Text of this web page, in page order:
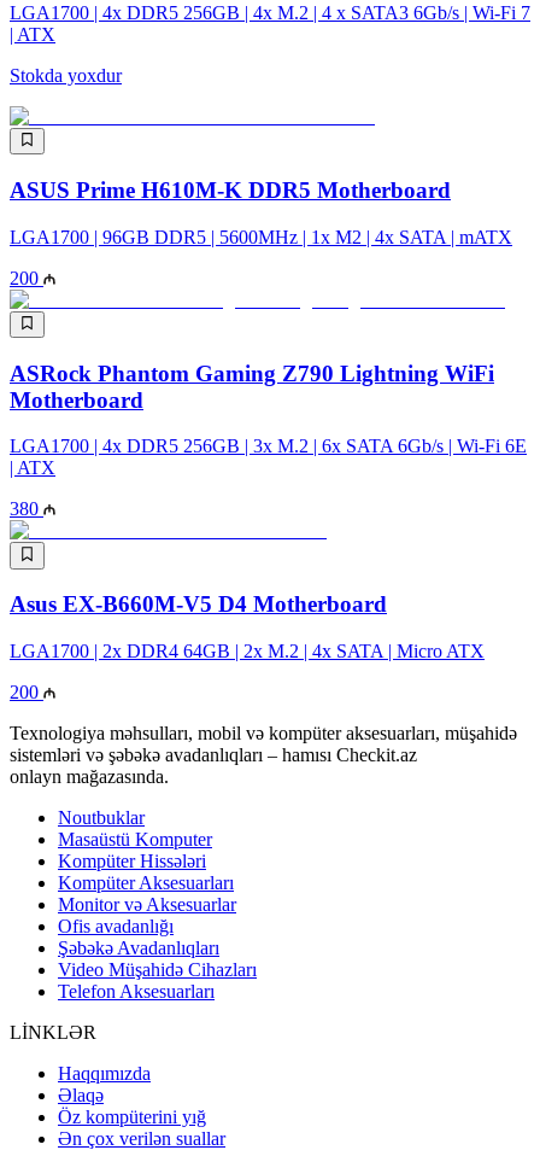
LGA1700 | 4x DDR5 256GB | 4x M.2 | 4 x SATA3 6Gb/s | Wi-Fi 7
| ATX
Stokda yoxdur
ASUS Prime H610M-K DDR5 Motherboard
LGA1700 | 96GB DDR5 | 5600MHz | 1x M2 | 4x SATA | mATX
200
ASRock Phantom Gaming Z790 Lightning WiFi
Motherboard
LGA1700 | 4x DDR5 256GB | 3x M.2 | 6x SATA 6Gb/s | Wi-Fi 6E
| ATX
380
Asus EX-B660M-V5 D4 Motherboard
LGA1700​​​​​​​ | 2x DDR4 64GB | 2x M.2 | 4x SATA | Micro ATX
200
Texnologiya məhsulları, mobil və kompüter aksesuarları, müşahidə
sistemləri və şəbəkə avadanlıqları – hamısı Checkit.az
onlayn mağazasında.
Noutbuklar
Masaüstü Komputer
Kompüter Hissələri
Kompüter Aksesuarları
Monitor və Aksesuarlar
Ofis avadanlığı
Şəbəkə Avadanlıqları
Video Müşahidə Cihazları
Telefon Aksesuarları
LİNKLƏR
Haqqımızda
Əlaqə
Öz kompüterini yığ
Ən çox verilən suallar